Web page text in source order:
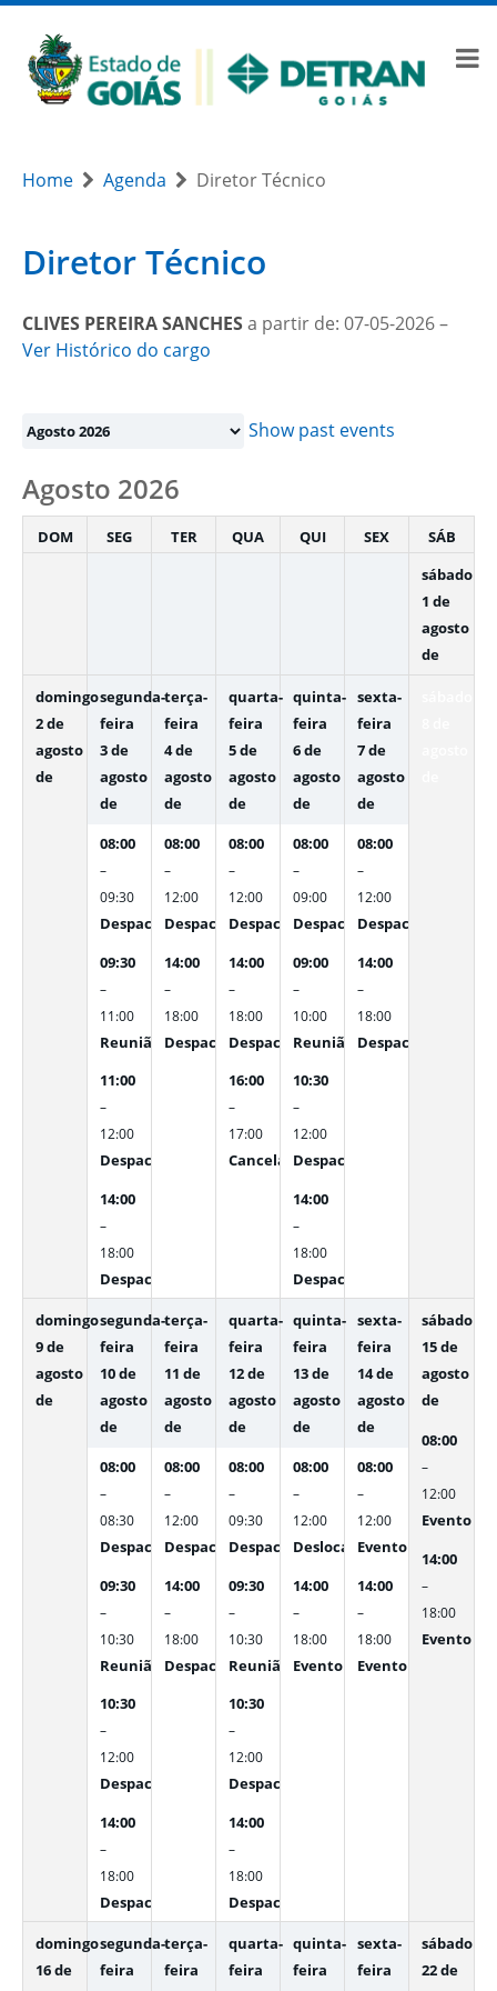
Home Agenda Diretor Técnico
Diretor Técnico
CLIVES PEREIRA SANCHESa partir de: 07-05-2026 –
Ver Histórico do cargo
selection
Show past events
Agosto 2026
DOM SEG TER QUA QUI SEX
SÁB
sábado
1 de
agosto
de
domingo
2 de
agosto
de
segunda-
feira
3 de
agosto
de
08:00
–
09:30
Despacho interno
09:30
–
11:00
Reunião de alinhamento Gerência de Credenciamento
11:00
–
12:00
Despacho Interno
14:00
–
18:00
Despacho Interno
terça-
feira
4 de
agosto
de
08:00
–
12:00
Despacho interno
14:00
–
18:00
Despacho interno
quarta-
feira
5 de
agosto
de
08:00
–
12:00
Despacho interno
14:00
–
18:00
Despacho interno
16:00
–
17:00
Cancelado: Ponto de Controle -
quinta-
feira
6 de
agosto
de
08:00
–
09:00
Despacho interno
09:00
–
10:00
Reunião de Analise do
10:30
–
12:00
Despacho interno
14:00
–
18:00
Despacho interno
sexta-
feira
7 de
agosto
de
08:00
–
12:00
Despacho interno
14:00
–
18:00
Despacho interno
domingo
9 de
agosto
de
segunda-
feira
10 de
agosto
de
08:00
–
08:30
Despacho interno
09:30
–
10:30
Reunião de alinhamento Coordenação da Junta
10:30
–
12:00
Despacho interno
14:00
–
18:00
Despacho interno
terça-
feira
11 de
agosto
de
08:00
–
12:00
Despacho interno
14:00
–
18:00
Despacho interno
quarta-
feira
12 de
agosto
de
08:00
–
09:30
Despacho interno
09:30
–
10:30
Reunião de alinhamento Gerência
10:30
–
12:00
Despacho interno
14:00
–
18:00
Despacho interno
quinta-
feira
13 de
agosto
de
08:00
–
12:00
Deslocamento para o
14:00
–
18:00
Evento do 5º Recicla Auto
sexta-
feira
14 de
agosto
de
08:00
–
12:00
Evento do 5º
14:00
–
18:00
Evento do 5º
sábado
15 de
agosto
de
08:00
–
12:00
Evento do
14:00
–
18:00
Evento do
domingo
16 de
segunda-
feira
terça-
feira
quarta-
feira
quinta-
feira
sexta-
feira
sábado
22 de